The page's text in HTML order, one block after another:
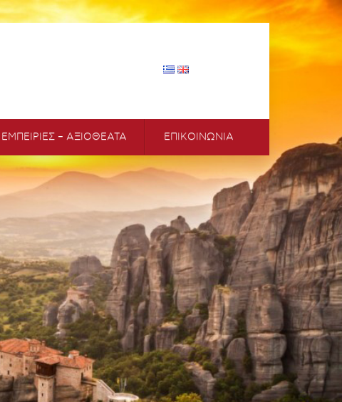
ΕΜΠΕΙΡΙΕΣ – ΑΞΙΟΘΕΑΤΑ ΕΠΙΚΟΙΝΩΝΙΑ